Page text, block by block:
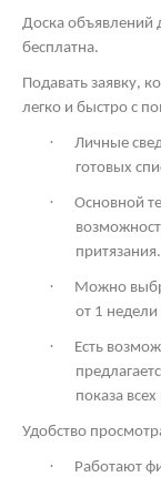
Доска объявлений
бесплатна.
Подавать заявку,
легко и быстро с
·
Личные
готовых
·
Основной
притязания.
·
Можно
от 1
·
Есть
показа
Удобство
·
Работают